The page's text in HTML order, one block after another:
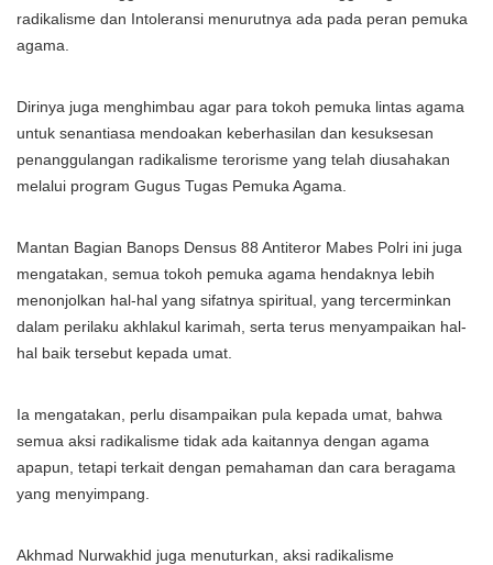
radikalisme dan Intoleransi menurutnya ada pada peran pemuka
agama.
Dirinya juga menghimbau agar para tokoh pemuka lintas agama
untuk senantiasa mendoakan keberhasilan dan kesuksesan
penanggulangan radikalisme terorisme yang telah diusahakan
melalui program Gugus Tugas Pemuka Agama.
Mantan Bagian Banops Densus 88 Antiteror Mabes Polri ini juga
mengatakan, semua tokoh pemuka agama hendaknya lebih
menonjolkan hal-hal yang sifatnya spiritual, yang tercerminkan
dalam perilaku akhlakul karimah, serta terus menyampaikan hal-
hal baik tersebut kepada umat.
Ia mengatakan, perlu disampaikan pula kepada umat, bahwa
semua aksi radikalisme tidak ada kaitannya dengan agama
apapun, tetapi terkait dengan pemahaman dan cara beragama
yang menyimpang.
Akhmad Nurwakhid juga menuturkan, aksi radikalisme